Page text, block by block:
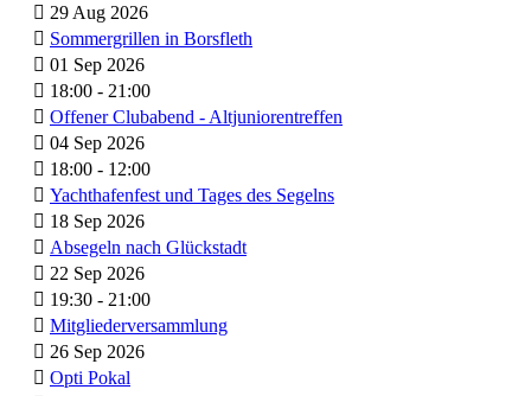
29 Aug 2026
Sommergrillen in Borsfleth
01 Sep 2026
18:00 - 21:00
Offener Clubabend - Altjuniorentreffen
04 Sep 2026
18:00 - 12:00
Yachthafenfest und Tages des Segelns
18 Sep 2026
Absegeln nach Glückstadt
22 Sep 2026
19:30 - 21:00
Mitgliederversammlung
26 Sep 2026
Opti Pokal